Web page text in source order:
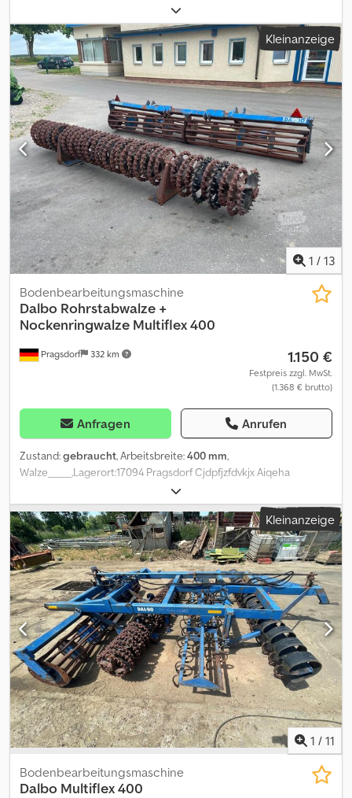
Prismenprofil hydraulische Klappung / Bereifung 480/45-17
hydraulische Gewichtsverteilun LED Beleuchtung & Warntafeln /
3xDW erforderlich / Cjder Ty Ruepfx Aiqoha
Kleinanzeige
1 / 13
Pragsdorf 332 km
Bodenbearbeitungsmaschine
Dalbo Rohrstabwalze +
Nockenringwalze Multiflex 400
1.150 €
Festpreis zzgl. MwSt.
(1.368 € brutto)
Anfragen Anrufen
Zustand:gebraucht, Arbeitsbreite:400 mm,
Walze_____,Lagerort:17094 Pragsdorf Cjdpfjzfdvkjx Aiqeha
Kleinanzeige
1 / 11
Bodenbearbeitungsmaschine
Dalbo Multiflex 400